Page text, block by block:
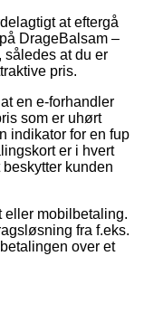
at eftergå
DrageBalsam –
således at du er
pris.
en e-forhandler
som er uhørt
indikator for en fup
er i hvert
kunden
eller mobilbetaling.
fra f.eks.
over et